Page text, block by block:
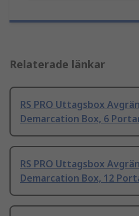
Relaterade länkar
RS PRO Uttagsbox
Demarcation Box, 6
RS PRO Uttagsbox
Demarcation Box, 12